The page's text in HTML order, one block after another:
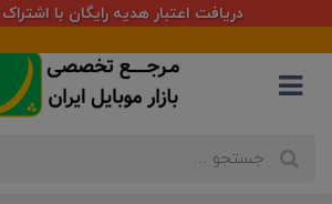
دریافت اعتبار هدیه رایگان با